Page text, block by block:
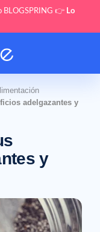
BLOGSPRING 👉 Lo
adelgazantes y
y